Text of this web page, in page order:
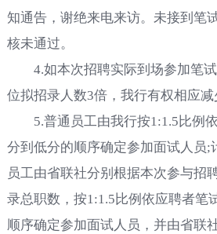
知通告，谢绝来电来访。未接到笔
核未通过。
4.如本次招聘实际到场参加笔试
位拟招录人数3倍，我行有权相应减
5.普通员工由我行按1:1.5比例依
分到低分的顺序确定参加面试人员;
员工由省联社分别根据本次参与招
录总职数，按1:1.5比例依应聘者笔
顺序确定参加面试人员，并由省联